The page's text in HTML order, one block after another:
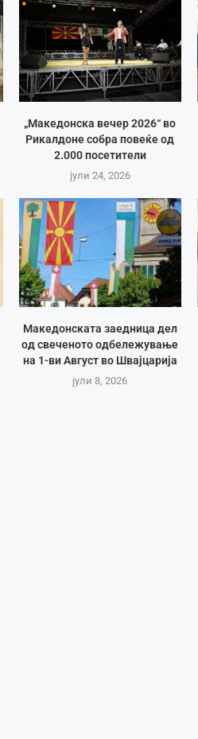
„Македонска вечер 2026“ во
Рикалдоне собра повеќе од
2.000 посетители
јули 24, 2026
Македонската заедница дел
од свеченото одбележување
на 1-ви Август во Швајцарија
јули 8, 2026